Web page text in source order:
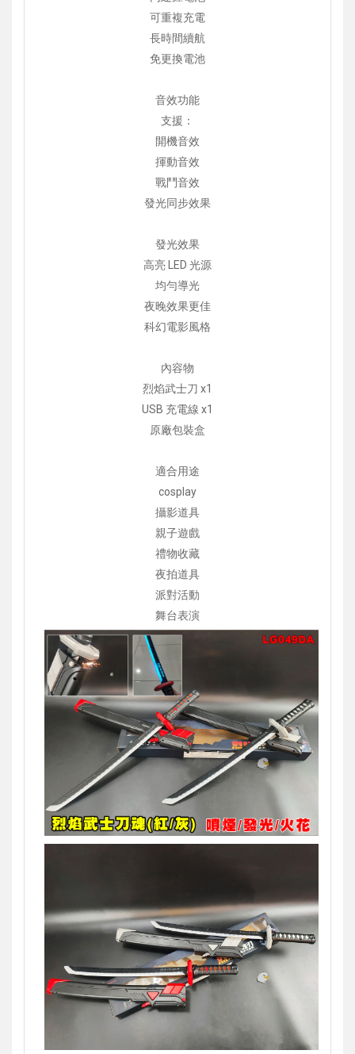
可重複充電
長時間續航
免更換電池
音效功能
支援：
開機音效
揮動音效
戰鬥音效
發光同步效果
發光效果
高亮 LED 光源
均勻導光
夜晚效果更佳
科幻電影風格
內容物
烈焰武士刀 x1
USB 充電線 x1
原廠包裝盒
適合用途
cosplay
攝影道具
親子遊戲
禮物收藏
夜拍道具
派對活動
舞台表演